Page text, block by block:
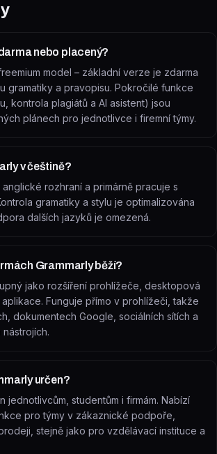
nebo placený?
model – základní verze je zdarma
gramatiky a pravopisu. Pokročilé funkce
kontrola plagiátů a AI asistent) jsou
plánech pro jednotlivce i firemní týmy.
v češtině?
anglické rozhraní a primárně pracuje s
gramatiky a stylu je optimalizována
dalších jazyků je omezená.
Grammarly běží?
jako rozšíření prohlížeče, desktopová
Funguje přímo v prohlížeči, takže
dokumentech Google, sociálních sítích a
určen?
jednotlivcům, studentům i firmám. Nabízí
pro týmy v zákaznické podpoře,
stejně jako pro vzdělávací instituce a